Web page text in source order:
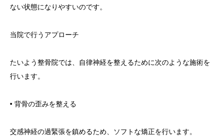
ない状態になりやすいのです。
当院で行うアプローチ
たいよう整骨院では、自律神経を整えるために次のような施術を
行います。
• 背骨の歪みを整える
交感神経の過緊張を鎮めるため、ソフトな矯正を行います。